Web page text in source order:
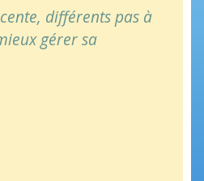
différents pas à
gérer sa